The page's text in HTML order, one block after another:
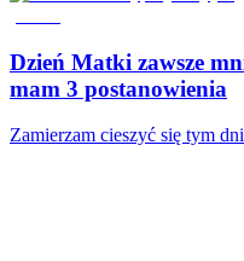
Dzień Matki zawsze
mam 3 postanowienia
Zamierzam cieszyć się tym